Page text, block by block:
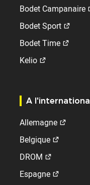
Bodet Campanaire
Bodet Sport
Bodet Time
Kelio
A l'international
Allemagne
Belgique
DROM
Espagne